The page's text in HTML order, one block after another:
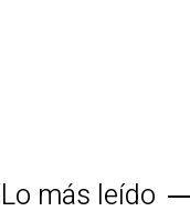
Lo más leído